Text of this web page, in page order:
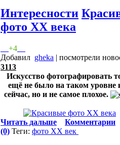
Интересности
фото ХХ века
+4
Добавил gheka | посмотрели
3113
Искусство фотографировать
ещё не было на таком уровне
сейчас, но и не самое плохое.
Читать дальше
Комментарии
(0) Теги: фото ХХ век